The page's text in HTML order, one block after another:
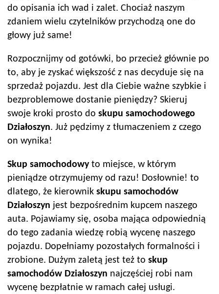
do opisania ich wad i zalet. Chociaż naszym
zdaniem wielu czytelników przychodzą one do
głowy już same!
Rozpocznijmy od gotówki, bo przecież głównie po
to, aby je zyskać większość z nas decyduje się na
sprzedaż pojazdu. Jest dla Ciebie ważne szybkie i
bezproblemowe dostanie pieniędzy? Skieruj
swoje kroki prosto do skupu samochodowego
Działoszyn. Już pędzimy z tłumaczeniem z czego
on wynika!
Skup samochodowyto miejsce, w którym
pieniądze otrzymujemy od razu! Dosłownie! to
dlatego, że kierownik skupu samochodów
Działoszyn jest bezpośrednim kupcem naszego
auta. Pojawiamy się, osoba mająca odpowiednią
do tego zadania wiedzę robią wycenę naszego
pojazdu. Dopełniamy pozostałych formalności i
zrobione. Dużym zaletą jest też to skup
samochodów Działoszyn najczęściej robi nam
wycenę bezpłatnie w ramach całej usługi.